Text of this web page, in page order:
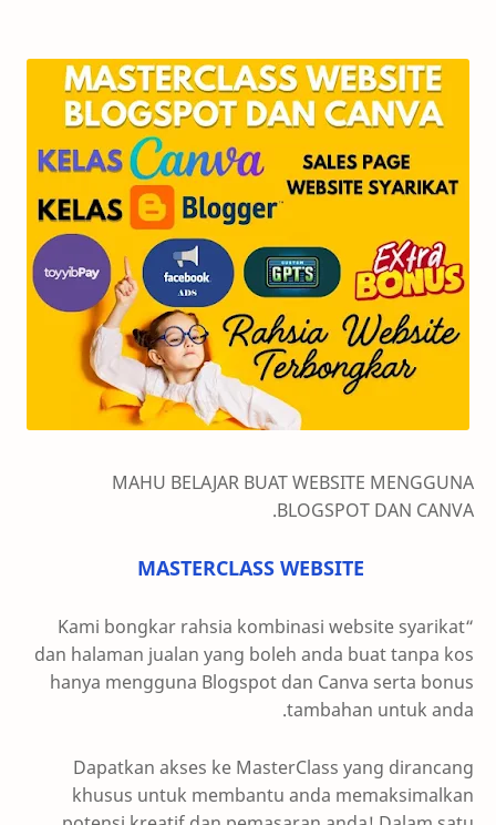
MAHU BELAJAR BUAT WEBSITE MENGGUNA
BLOGSPOT DAN CANVA.
MASTERCLASS WEBSITE
“Kami bongkar rahsia kombinasi website syarikat
dan halaman jualan yang boleh anda buat tanpa kos
hanya mengguna Blogspot dan Canva serta bonus
tambahan untuk anda.
Dapatkan akses ke MasterClass yang dirancang
khusus untuk membantu anda memaksimalkan